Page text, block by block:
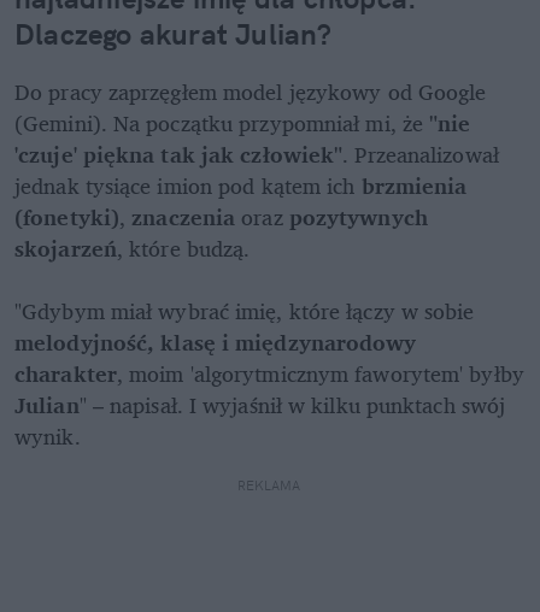
Dlaczego akurat Julian?
Do pracy zaprzęgłem model językowy od Google
(Gemini). Na początku przypomniał mi, że "nie
'czuje' piękna tak jak człowiek". Przeanalizował
jednak tysiące imion pod kątem ich brzmienia
(fonetyki), znaczenia oraz pozytywnych
skojarzeń, które budzą.
melodyjność, klasę i międzynarodowy
charakter
Julian" – napisał. I wyjaśnił w kilku punktach swój
wynik.
REKLAMA